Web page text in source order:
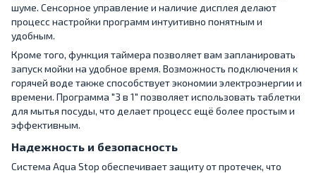
шуме. Сенсорное управление и наличие дисплея делают
процесс настройки программ интуитивно понятным и
удобным.
Кроме того, функция таймера позволяет вам запланировать
запуск мойки на удобное время. Возможность подключения к
горячей воде также способствует экономии электроэнергии и
времени. Программа "3 в 1" позволяет использовать таблетки
для мытья посуды, что делает процесс ещё более простым и
эффективным.
Надежность и безопасность
Система Aqua Stop обеспечивает защиту от протечек, что